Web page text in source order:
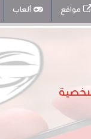
مواقع ألعاب